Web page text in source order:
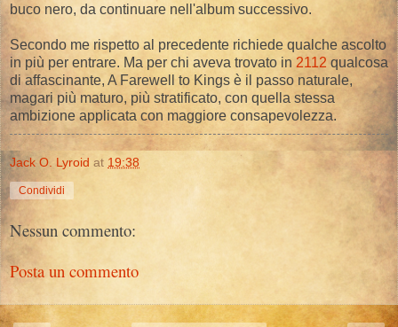
buco nero, da continuare nell'album successivo.
Secondo me rispetto al precedente richiede qualche ascolto
in più per entrare. Ma per chi aveva trovato in 2112 qualcosa
di affascinante, A Farewell to Kings è il passo naturale,
magari più maturo, più stratificato, con quella stessa
ambizione applicata con maggiore consapevolezza.
Jack O. Lyroid at 19:38
Condividi
Nessun commento:
Posta un commento